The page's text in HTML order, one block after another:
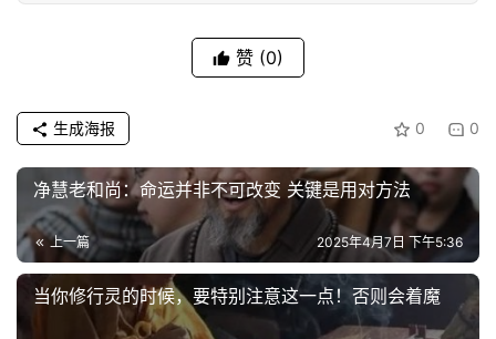
赞 (0)
0 0
生成海报
净慧老和尚：命运并非不可改变 关键是用对方法
上一篇 2025年4月7日 下午5:36
当你修行灵的时候，要特别注意这一点！否则会着魔